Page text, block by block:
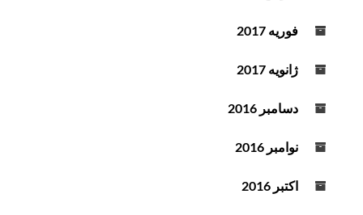
فوریه 2017
ژانویه 2017
دسامبر 2016
نوامبر 2016
اکتبر 2016